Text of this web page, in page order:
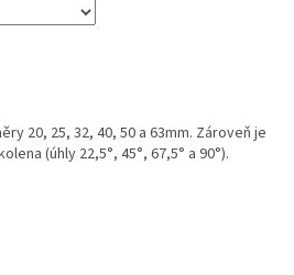
20, 25, 32, 40, 50 a 63mm. Zároveň je
(úhly 22,5°, 45°, 67,5° a 90°).